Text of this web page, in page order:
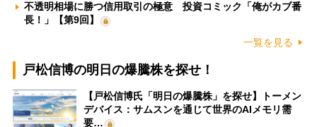
不透明相場に勝つ信用取引の極意 投資コミック「俺がカブ番
長！」【第9回】
一覧を見る
戸松信博の明日の爆騰株を探せ！
【戸松信博氏「明日の爆騰株」を探せ】トーメン
デバイス：サムスンを通じて世界のAIメモリ需
要…